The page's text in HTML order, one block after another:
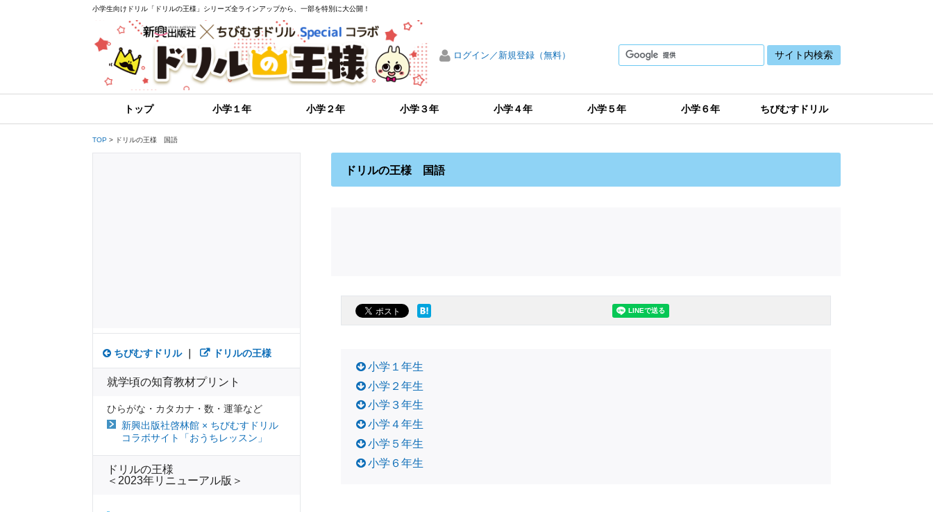
小学生向けドリル「ドリルの王様」シリーズ全ラインアップから、一部を特別に大公開！
ログイン／新規登録（無料）
トップ 小学１年 小学２年 小学３年 小学４年 小学５年 小学６年 ちびむすドリル
TOP ドリルの王様 国語
ドリルの王様 国語
小学１年生
小学２年生
小学３年生
小学４年生
小学５年生
小学６年生
ちびむすドリル｜ ドリルの王様
就学頃の知育教材プリント
ひらがな・カタカナ・数・運筆など
新興出版社啓林館 × ちびむすドリル
コラボサイト「おうちレッスン」
ドリルの王様
＜2023年リニューアル版＞